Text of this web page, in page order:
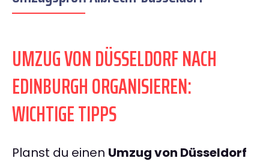
UMZUG VON DÜSSELDORF NACH
EDINBURGH ORGANISIEREN:
WICHTIGE TIPPS
Planst du einen Umzug von Düsseldorf